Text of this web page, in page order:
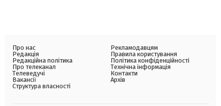
Про нас
Редакція
Редакційна політика
Про телеканал
Телеведучі
Вакансії
Структура власності
Рекламодавцям
Правила користування
Політика конфіденційності
Технічна інформація
Контакти
Архів